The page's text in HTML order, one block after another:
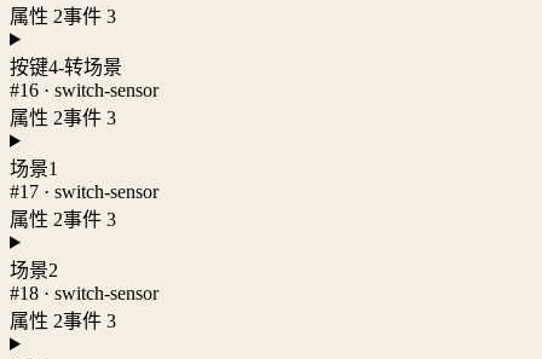
属性 2事件 3
按键4-转场景
#16 · switch-sensor
属性 2事件 3
场景1
#17 · switch-sensor
属性 2事件 3
场景2
#18 · switch-sensor
属性 2事件 3